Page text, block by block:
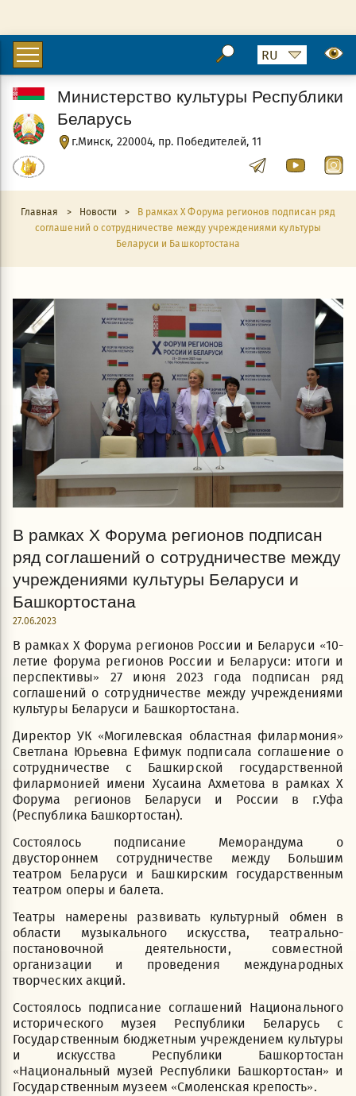
г.Минск, 220004, пр. Победителей, 11
Министерство культуры Республики
Беларусь
Главная > Новости >
В рамках Х Форума регионов подписан ряд
соглашений о сотрудничестве между учреждениями культуры
Беларуси и Башкортостана
В рамках Х Форума регионов подписан
ряд соглашений о сотрудничестве между
учреждениями культуры Беларуси и
Башкортостана
27.06.2023
В рамках Х Форума регионов России и Беларуси «10-
летие форума регионов России и Беларуси: итоги и
перспективы» 27 июня 2023 года подписан ряд
соглашений о сотрудничестве между учреждениями
культуры Беларуси и Башкортостана.
Директор УК «Могилевская областная филармония»
Светлана Юрьевна Ефимук подписала соглашение о
сотрудничестве с Башкирской государственной
филармонией имени Хусаина Ахметова в рамках Х
Форума регионов Беларуси и России в г.Уфа
(Республика Башкортостан).
Состоялось подписание Меморандума о
двустороннем сотрудничестве между Большим
театром Беларуси и Башкирским государственным
театром оперы и балета.
Театры намерены развивать культурный обмен в
области музыкального искусства, театрально-
постановочной деятельности, совместной
организации и проведения международных
творческих акций.
Состоялось подписание соглашений Национального
исторического музея Республики Беларусь с
Государственным бюджетным учреждением культуры
и искусства Республики Башкортостан
«Национальный музей Республики Башкортостан» и
Государственным музеем «Смоленская крепость».